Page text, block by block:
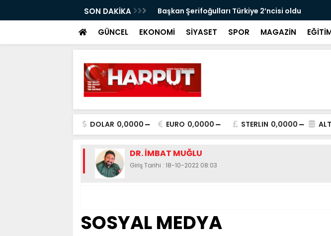
SON DAKİKA Başkan Şerifoğulları Türkiye 2’ncisi oldu
GÜNCEL EKONOMİ SİYASET SPOR MAGAZİN
DOLAR 0,0000 EURO 0,0000 STERLIN 0,0000
DR. İMBAT MUĞLU
Giriş Tarihi : 18-10-2022 08:03
SOSYAL MEDYA